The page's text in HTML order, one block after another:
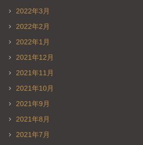
2022年3月
2022年2月
2022年1月
2021年12月
2021年11月
2021年10月
2021年9月
2021年8月
2021年7月